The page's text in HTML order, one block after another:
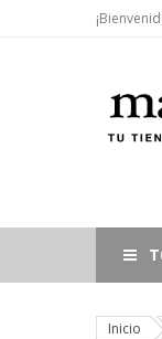
Inicio